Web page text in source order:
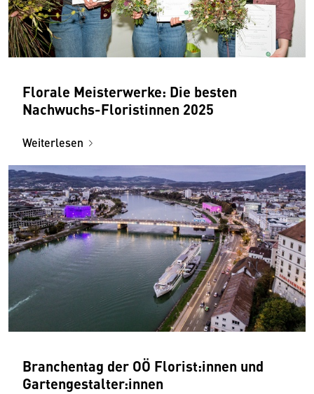
Florale Meisterwerke: Die besten
Nachwuchs-Floristinnen 2025
Weiterlesen
Branchentag der OÖ Florist:innen und
Gartengestalter:innen